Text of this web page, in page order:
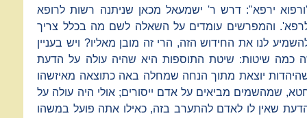
ירפא": דרש ר' ישמעאל מכאן שניתנה רשות לרופא
והמפרשים עומדים על השאלה לשם מה בכלל צריך
לנו את החידוש הזה, הרי זה מובן מאליו? ויש בעניין
כמה שיטות: שיטת התוספות היא שהיה עולה על הדעת
יוצאת מתוך הנחה שמחלה באה כתוצאה מאיזשהו
שמהשמים מביאים על אדם ייסורים; אולי היה עולה על
שאין לו לאדם להתערב בזה, כאילו אתה פועל במשהו